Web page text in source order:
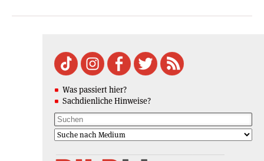
Was passiert hier?
Sachdienliche Hinweise?